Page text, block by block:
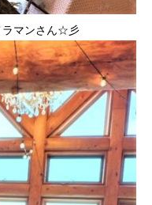
ラマンさん☆彡